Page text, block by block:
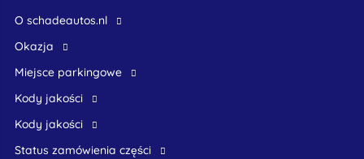
O schadeautos.nl
okazja
Miejsce parkingowe
Kody jakości
Kody jakości
Status zamówienia części